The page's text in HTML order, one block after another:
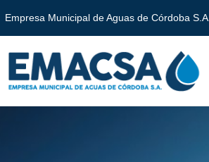
Empresa Municipal de Aguas de Córdoba S.A.